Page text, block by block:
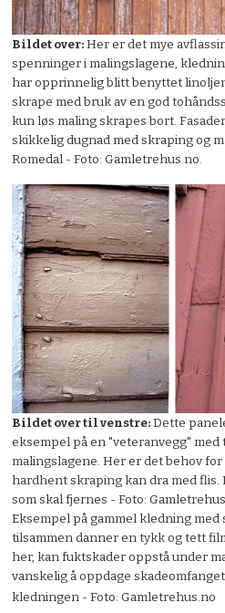
Bildet over:Her er det mye
spenninger i malingslagene,
har opprinnelig blitt benyttet
skrape med bruk av en god
kun løs maling skrapes bort.
skikkelig dugnad med skraping og
Romedal - Foto: Gamletrehus.no.
Bildet over til venstre:Dette
eksempel på en "veteranvegg"
malingslagene. Her er det behov
hardhent skraping kan dra med flis.
som skal fjernes - Foto:
Eksempel på gammel kledning
tilsammen danner en tykk og tett
her, kan fuktskader oppstå under
vanskelig å oppdage
kledningen - Foto: Gamletrehus.no